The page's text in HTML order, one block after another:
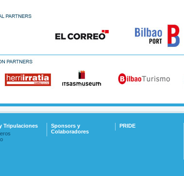
Tripulaciones
Sponsors y
Colaboradores
PRIDE